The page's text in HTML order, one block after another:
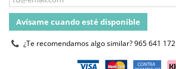
Avísame cuando esté disponible
¿Te recomendamos algo similar?965 641 172